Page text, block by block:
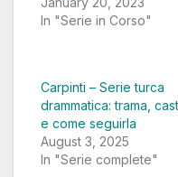
In "Serie in Corso"
Carpinti – Serie turca
drammatica: trama, cast
e come seguirla
August 3, 2025
In "Serie complete"